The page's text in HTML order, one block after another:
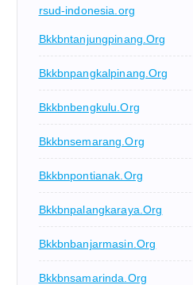
rsud-indonesia.org
Bkkbntanjungpinang.org
Bkkbnpangkalpinang.org
Bkkbnbengkulu.org
Bkkbnsemarang.org
Bkkbnpontianak.org
Bkkbnpalangkaraya.org
Bkkbnbanjarmasin.org
Bkkbnsamarinda.org